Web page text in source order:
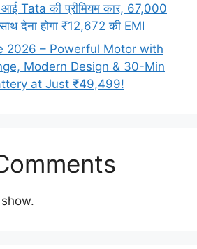
Tata की प्रीमियम कार, 67,000
देना होगा ₹12,672 की EMI
2026 – Powerful Motor with
Modern Design & 30-Min
at Just ₹49,499!